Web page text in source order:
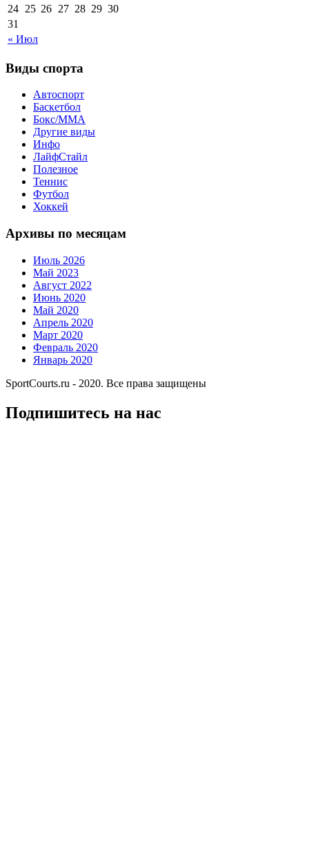
« Июл
24 25 26 27 28 29 30
31
Виды спорта
Автоспорт
Баскетбол
Бокс/MMA
Другие виды
Инфо
ЛайфСтайл
Полезное
Теннис
Футбол
Хоккей
Архивы по месяцам
Июль 2026
Май 2023
Август 2022
Июнь 2020
Май 2020
Апрель 2020
Март 2020
Февраль 2020
Январь 2020
SportCourts.ru - 2020. Все права защищены
Подпишитесь на нас